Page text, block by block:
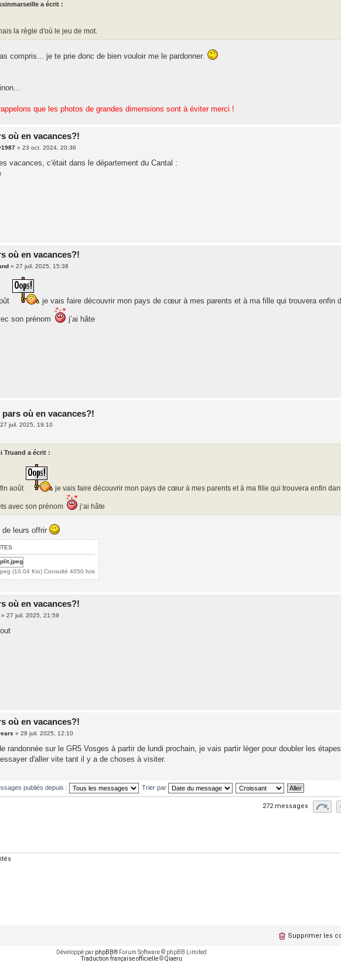
a écrit :
la règle d'où le jeu de mot.
compris... je te prie donc de bien vouloir me le pardonner.
que les photos de grandes dimensions sont à éviter merci !
où en vacances?!
» 23 oct. 2024, 20:36
vacances, c'était dans le département du Cantal :
où en vacances?!
» 27 juil. 2025, 15:38
je vais faire découvrir mon pays de cœur à mes parents et à ma fille qui trouvera enfin
son prénom j’ai hâte
pars où en vacances?!
27 juil. 2025, 19:10
Truand a écrit :
août je vais faire découvrir mon pays de cœur à mes parents et à ma fille qui trouvera enfin
avec son prénom j’ai hâte
de leurs offrir
(10.04 Kio) Consulté 4050 fois
où en vacances?!
» 27 juil. 2025, 21:59
où en vacances?!
» 28 juil. 2025, 12:10
randonnée sur le GR5 Vosges à partir de lundi prochain, je vais partir léger pour doubler les
d'aller vite tant il y a de choses à visiter.
publiés depuis : Trier par
272 messages
Supprimer les
Développé par phpBB® Forum Software © phpBB Limited
Traduction française officielle©Qiaeru